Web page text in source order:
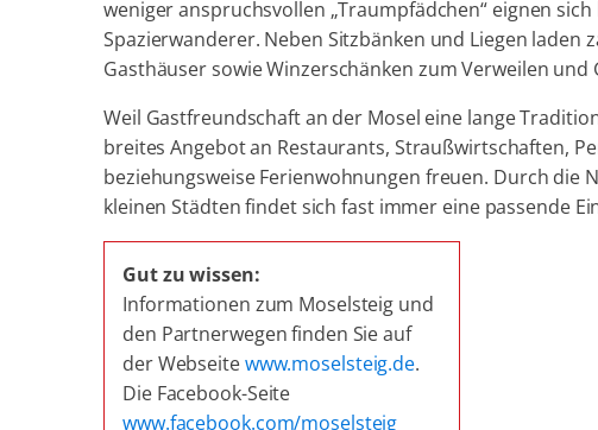
weniger anspruchsvollen „Traumpfädchen“ eignen
Spazierwanderer. Neben Sitzbänken und Liegen laden
Gasthäuser sowie Winzerschänken zum Verweilen und
Weil Gastfreundschaft an der Mosel eine lange
breites Angebot an Restaurants, Straußwirtschaften,
beziehungsweise Ferienwohnungen freuen. Durch die
kleinen Städten findet sich fast immer eine passende
Gut zu wissen:
Informationen zum Moselsteig und
den Partnerwegen finden Sie auf
der Webseitewww.moselsteig.de.
Die Facebook-Seite
www.facebook.com/moselsteig